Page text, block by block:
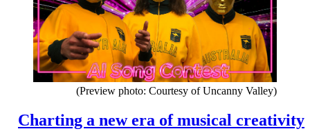
(Preview photo: Courtesy of Uncanny Valley)
Charting a new era of musical creativity